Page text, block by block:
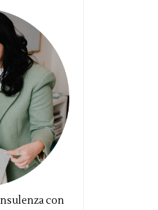
con